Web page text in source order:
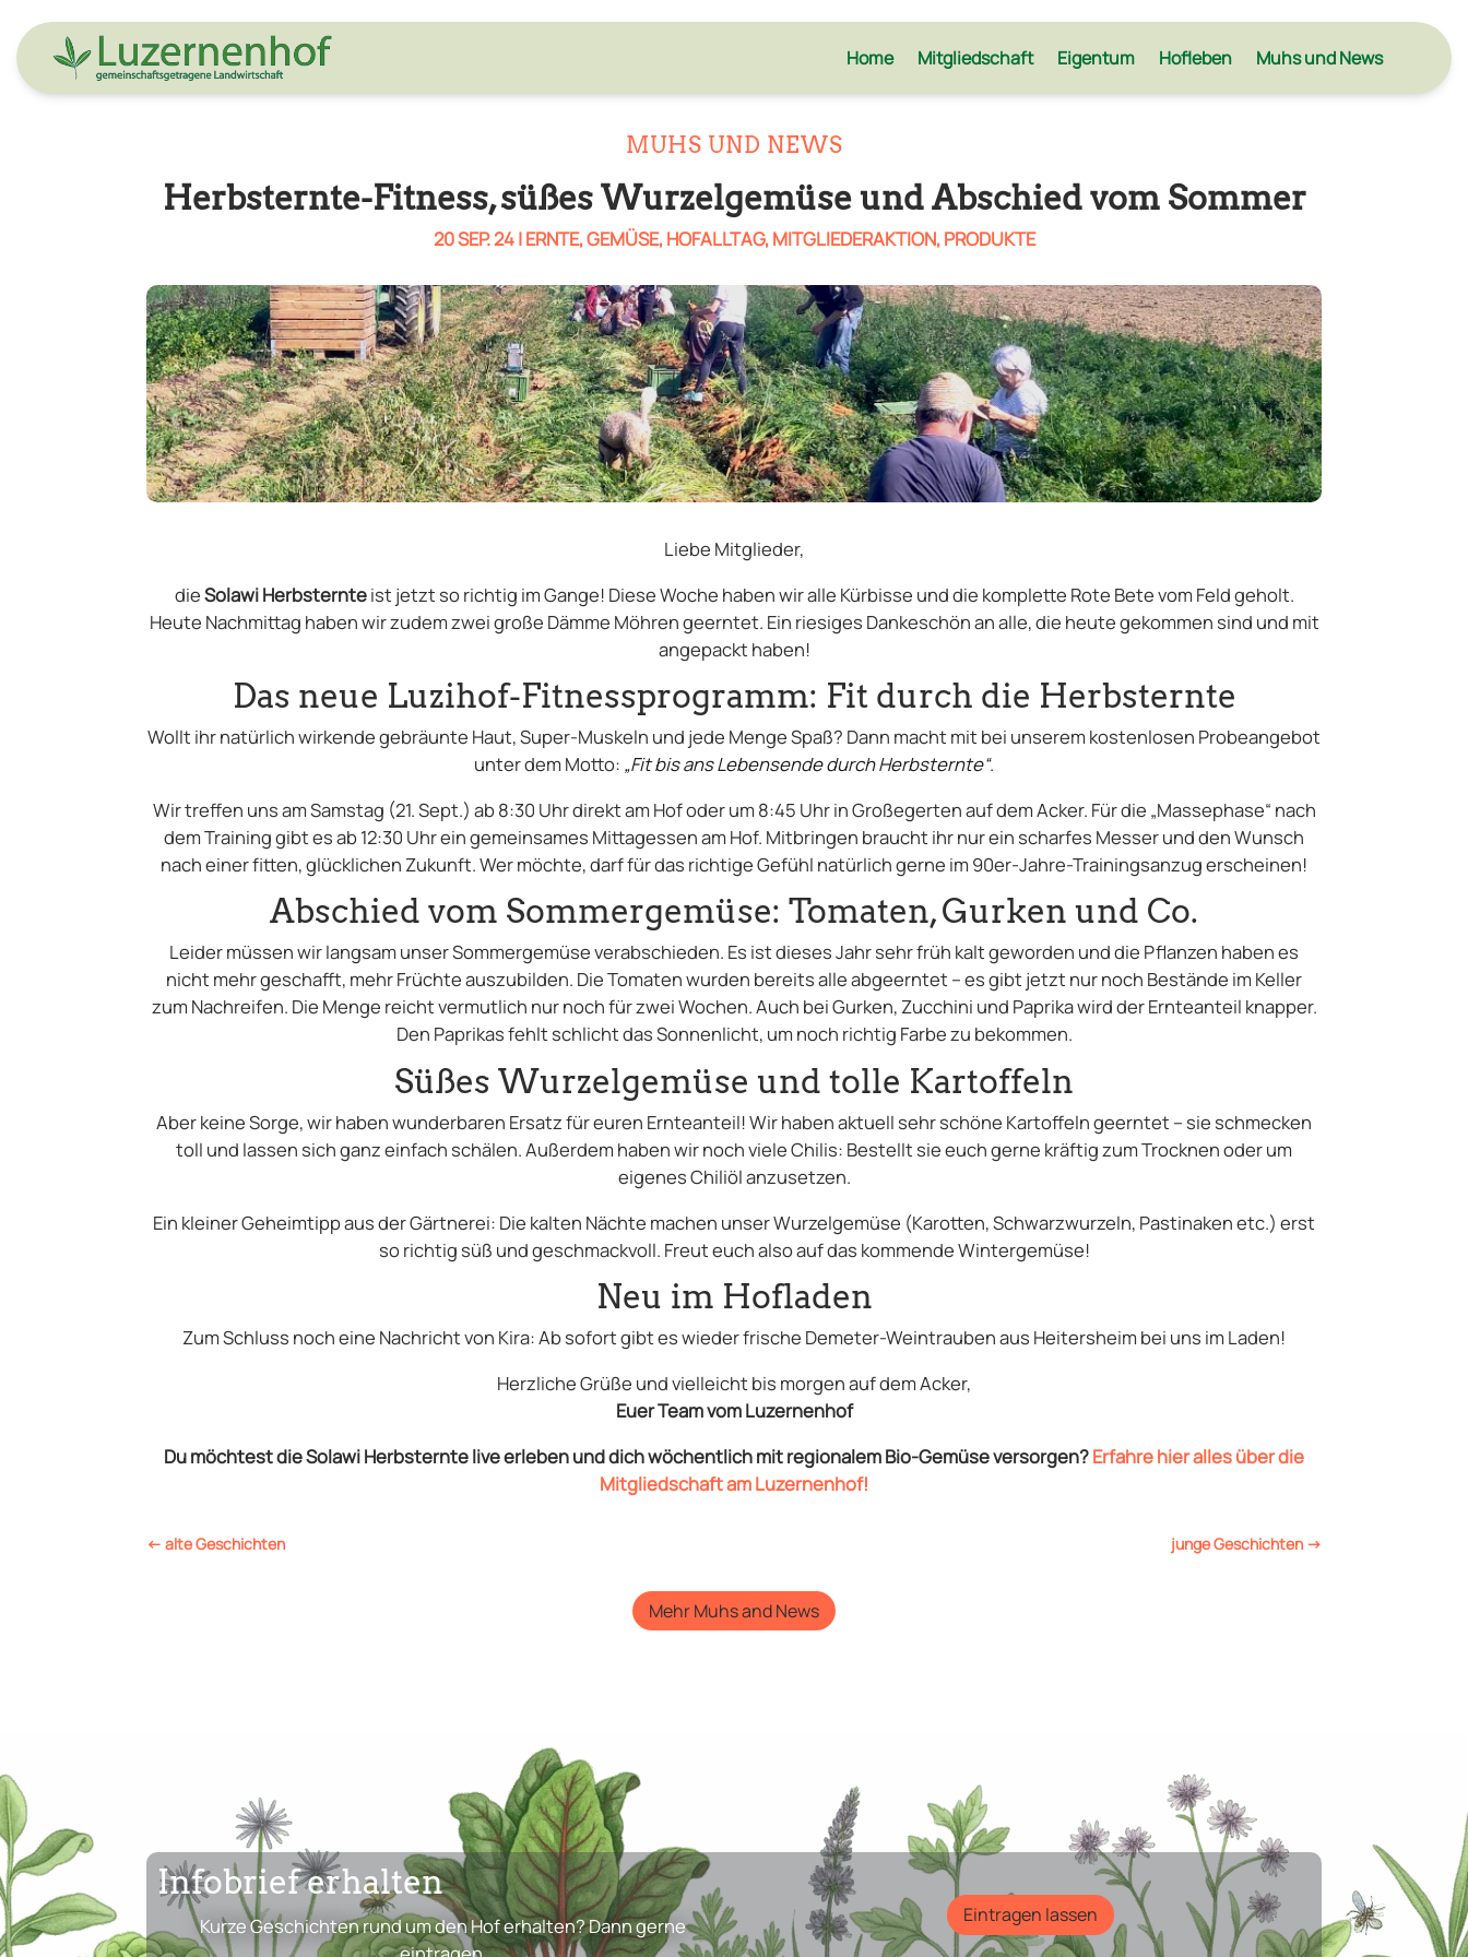
Home Mitgliedschaft Eigentum Hofleben Muhs und News
MUHS UND NEWS
Herbsternte-Fitness, süßes Wurzelgemüse und Abschied vom Sommer
20 SEP. 24|ERNTE,GEMÜSE, HOFALLTAG, MITGLIEDERAKTION, PRODUKTE
Liebe Mitglieder,
dieSolawi Herbsternteist jetzt so richtig im Gange! Diese Woche haben wir alle Kürbisse und die komplette Rote Bete vom Feld geholt.
Heute Nachmittag haben wir zudem zwei große Dämme Möhren geerntet. Ein riesiges Dankeschön an alle, die heute gekommen sind und mit
angepackt haben!
Das neue Luzihof-Fitnessprogramm: Fit durch die Herbsternte
Wollt ihr natürlich wirkende gebräunte Haut, Super-Muskeln und jede Menge Spaß? Dann macht mit bei unserem kostenlosen Probeangebot
unter dem Motto: „Fit bis ans Lebensende durch Herbsternte“.
Wir treffen uns am Samstag (21. Sept.) ab 8:30 Uhr direkt am Hof oder um 8:45 Uhr in Großegerten auf dem Acker. Für die „Massephase“ nach
dem Training gibt es ab 12:30 Uhr ein gemeinsames Mittagessen am Hof. Mitbringen braucht ihr nur ein scharfes Messer und den Wunsch
nach einer fitten, glücklichen Zukunft. Wer möchte, darf für das richtige Gefühl natürlich gerne im 90er-Jahre-Trainingsanzug erscheinen!
Abschied vom Sommergemüse: Tomaten, Gurken und Co.
Leider müssen wir langsam unser Sommergemüse verabschieden. Es ist dieses Jahr sehr früh kalt geworden und die Pflanzen haben es
nicht mehr geschafft, mehr Früchte auszubilden. Die Tomaten wurden bereits alle abgeerntet – es gibt jetzt nur noch Bestände im Keller
zum Nachreifen. Die Menge reicht vermutlich nur noch für zwei Wochen. Auch bei Gurken, Zucchini und Paprika wird der Ernteanteil knapper.
Den Paprikas fehlt schlicht das Sonnenlicht, um noch richtig Farbe zu bekommen.
Süßes Wurzelgemüse und tolle Kartoffeln
Aber keine Sorge, wir haben wunderbaren Ersatz für euren Ernteanteil! Wir haben aktuell sehr schöne Kartoffeln geerntet – sie schmecken
toll und lassen sich ganz einfach schälen. Außerdem haben wir noch viele Chilis: Bestellt sie euch gerne kräftig zum Trocknen oder um
eigenes Chiliöl anzusetzen.
Ein kleiner Geheimtipp aus der Gärtnerei: Die kalten Nächte machen unser Wurzelgemüse (Karotten, Schwarzwurzeln, Pastinaken etc.) erst
so richtig süß und geschmackvoll. Freut euch also auf das kommende Wintergemüse!
Neu im Hofladen
Zum Schluss noch eine Nachricht von Kira: Ab sofort gibt es wieder frische Demeter-Weintrauben aus Heitersheim bei uns im Laden!
Herzliche Grüße und vielleicht bis morgen auf dem Acker,
Euer Team vom Luzernenhof
Du möchtest die Solawi Herbsternte live erleben und dich wöchentlich mit regionalem Bio-Gemüse versorgen?Erfahre hier alles über die
Mitgliedschaft am Luzernenhof!
←alte Geschichten junge Geschichten→
Mehr Muhs and News
Infobrief erhalten
Kurze Geschichten rund um den Hof erhalten? Dann gerne
Eintragen lassen